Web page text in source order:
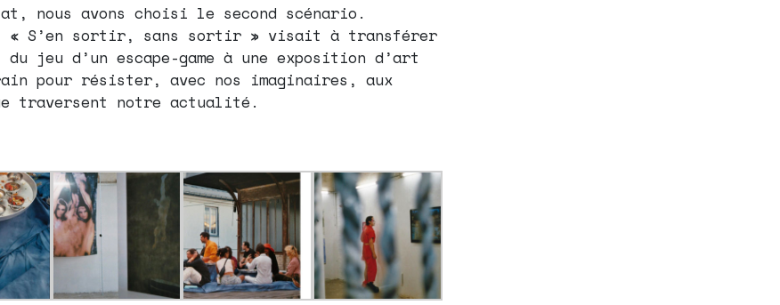
nous avons choisi le second scénario.
« S’en sortir, sans sortir » visait à transférer
du jeu d’un escape-game à une exposition d’art
pour résister, avec nos imaginaires, aux
traversent notre actualité.